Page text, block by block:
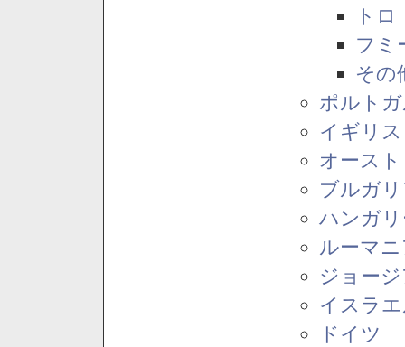
トロ
フミ
その
ポルト
イギリス
オース
ブルガ
ハンガ
ルーマ
ジョー
イスラ
ドイツ